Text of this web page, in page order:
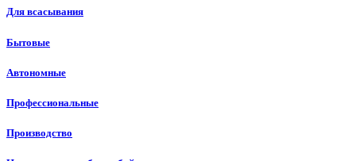
Для всасывания
Бытовые
Автономные
Профессиональные
Производство